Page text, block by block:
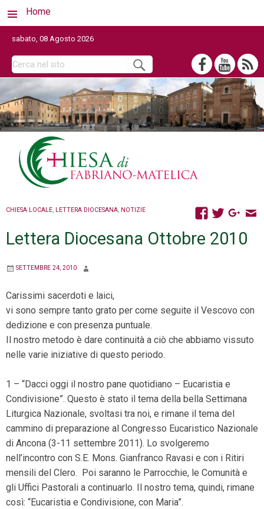
Home
sabato, 08 Agosto 2026
CHIESA LOCALE, LETTERA DIOCESANA, NOTIZIE
Lettera Diocesana Ottobre 2010
SETTEMBRE 24, 2010
Carissimi sacerdoti e laici,
vi sono sempre tanto grato per come seguite il Vescovo con
dedizione e con presenza puntuale.
Il nostro metodo è dare continuità a ciò che abbiamo vissuto
nelle varie iniziative di questo periodo.
1 – “Dacci oggi il nostro pane quotidiano – Eucaristia e
Condivisione”. Questo è stato il tema della bella Settimana
Liturgica Nazionale, svoltasi tra noi, e rimane il tema del
cammino di preparazione al Congresso Eucaristico Nazionale
di Ancona (3-11 settembre 2011). Lo svolgeremo
nell’incontro con S.E. Mons. Gianfranco Ravasi e con i Ritiri
mensili del Clero. Poi saranno le Parrocchie, le Comunità e
gli Uffici Pastorali a continuarlo. Il nostro tema, quindi, rimane
così: “Eucaristia e Condivisione, con Maria”.